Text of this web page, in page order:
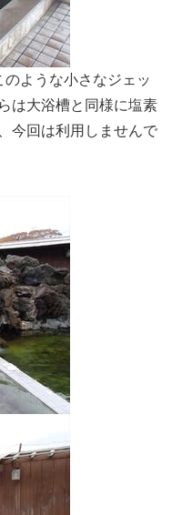
ような小さなジェッ
は大浴槽と同様に塩素
今回は利用しませんで